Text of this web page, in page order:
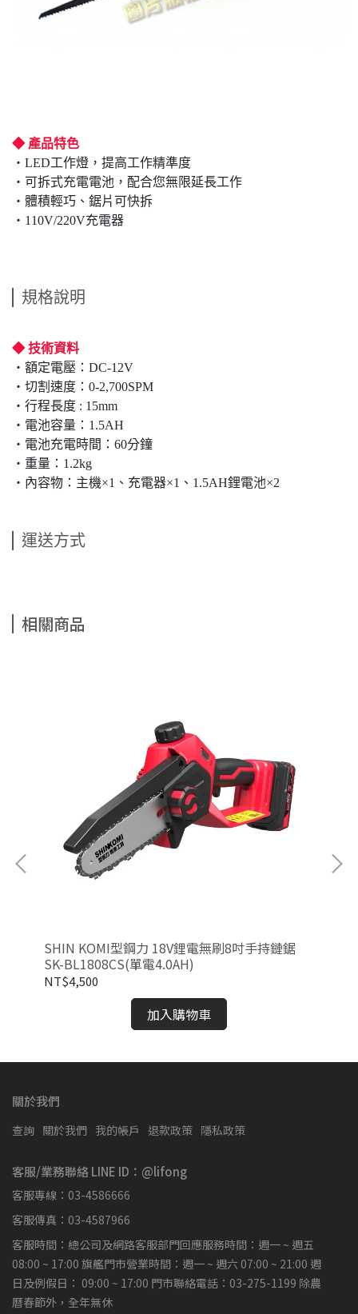
◆ 產品特色
‧LED工作燈，提高工作精準度
‧可拆式充電電池，配合您無限延長工作
‧體積輕巧、鋸片可快拆
‧110V/220V充電器
規格說明
◆ 技術資料
‧額定電壓：DC-12V
‧切割速度：0-2,700SPM
‧行程長度 : 15mm
‧電池容量：1.5AH
‧電池充電時間：60分鐘
‧重量：1.2kg
‧內容物：主機×1、充電器×1、1.5AH鋰電池×2
運送方式
相關商品
SHIN KOMI型鋼力 18V鋰電無刷8吋手持鏈鋸
SK-BL1808CS(單電4.0AH)
NT$4,500
加入購物車
關於我們
查詢 關於我們 我的帳戶 退款政策 隱私政策
客服/業務聯絡 LINE ID：@lifong
客服專線：03-4586666
客服傳真：03-4587966
客服時間：總公司及網路客服部門回應服務時間：週一 ~ 週五
08:00 ~ 17:00 旗艦門市營業時間：週一 ~ 週六 07:00 ~ 21:00 週
日及例假日： 09:00 ~ 17:00 門市聯絡電話：03-275-1199 除農
曆春節外，全年無休